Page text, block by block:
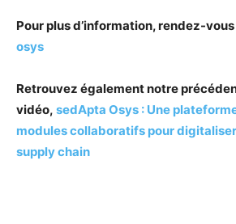
Pour plus d’information, rendez-vous
osys
Retrouvez également notre
vidéo, sedApta Osys : Une
modules collaboratifs pour
supply chain